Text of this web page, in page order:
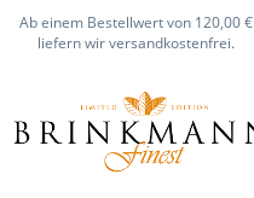
Ab einem Bestellwert von 120,00 €
liefern wir versandkostenfrei.